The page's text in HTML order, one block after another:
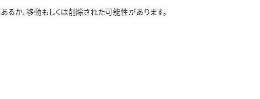
か、移動もしくは削除された可能性があります。